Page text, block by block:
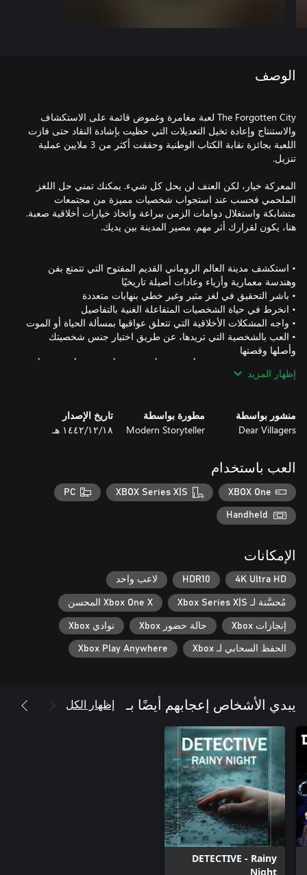
الوصف
The Forgotten City لعبة مغامرة وغموض قائمة على الاستكشاف
والاستنتاج وإعادة تخيل التعديلات التي حظيت بإشادة النقاد حتى فازت
اللعبة بجائزة نقابة الكتاب الوطنية وحققت أكثر من 3 ملايين عملية
المعركة خيار، لكن العنف لن يحل كل شيء. يمكنك تمني حل اللغز
الملحمي فحسب عند استجواب شخصيات مميزة من مجتمعات
متشابكة واستغلال دوامات الزمن ببراعة واتخاذ خيارات أخلاقية صعبة.
• استكشف مدينة العالم الروماني القديم المفتوح التي تتمتع بفن
• العب بالشخصية التي تريدها، عن طريق اختيار جنس شخصيتك
• حل المشكلات بالمنطق أو السحر أو الرشوة أو الترويع أو العنف أو
عن طريق استغلال دوامة الزمن ببراعة
إظهار المزيد
منشور بواسطة
Dear Villagers
مطورة بواسطة
Modern Storyteller
تاريخ الإصدار
١٨‏/١٢‏/١٤٤٢ هـ
العب باستخدام
XBOX One
XBOX Series X|S
PC
Handheld
الإمكانات
4K Ultra HD
HDR10 لاعب واحد
مُحسَّنة لـ Xbox Series X|S Xbox One X المحسن
إنجازات Xbox حالة حضور Xbox نوادي Xbox
الحفظ السحابي لـ Xbox Xbox Play Anywhere
يبدي الأشخاص إعجابهم أيضًا بـ إظهار الكل
DETECTIVE - Rainy
Night